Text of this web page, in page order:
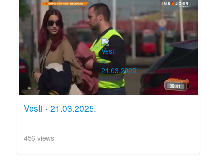
Vesti - 21.03.2025.
456 views